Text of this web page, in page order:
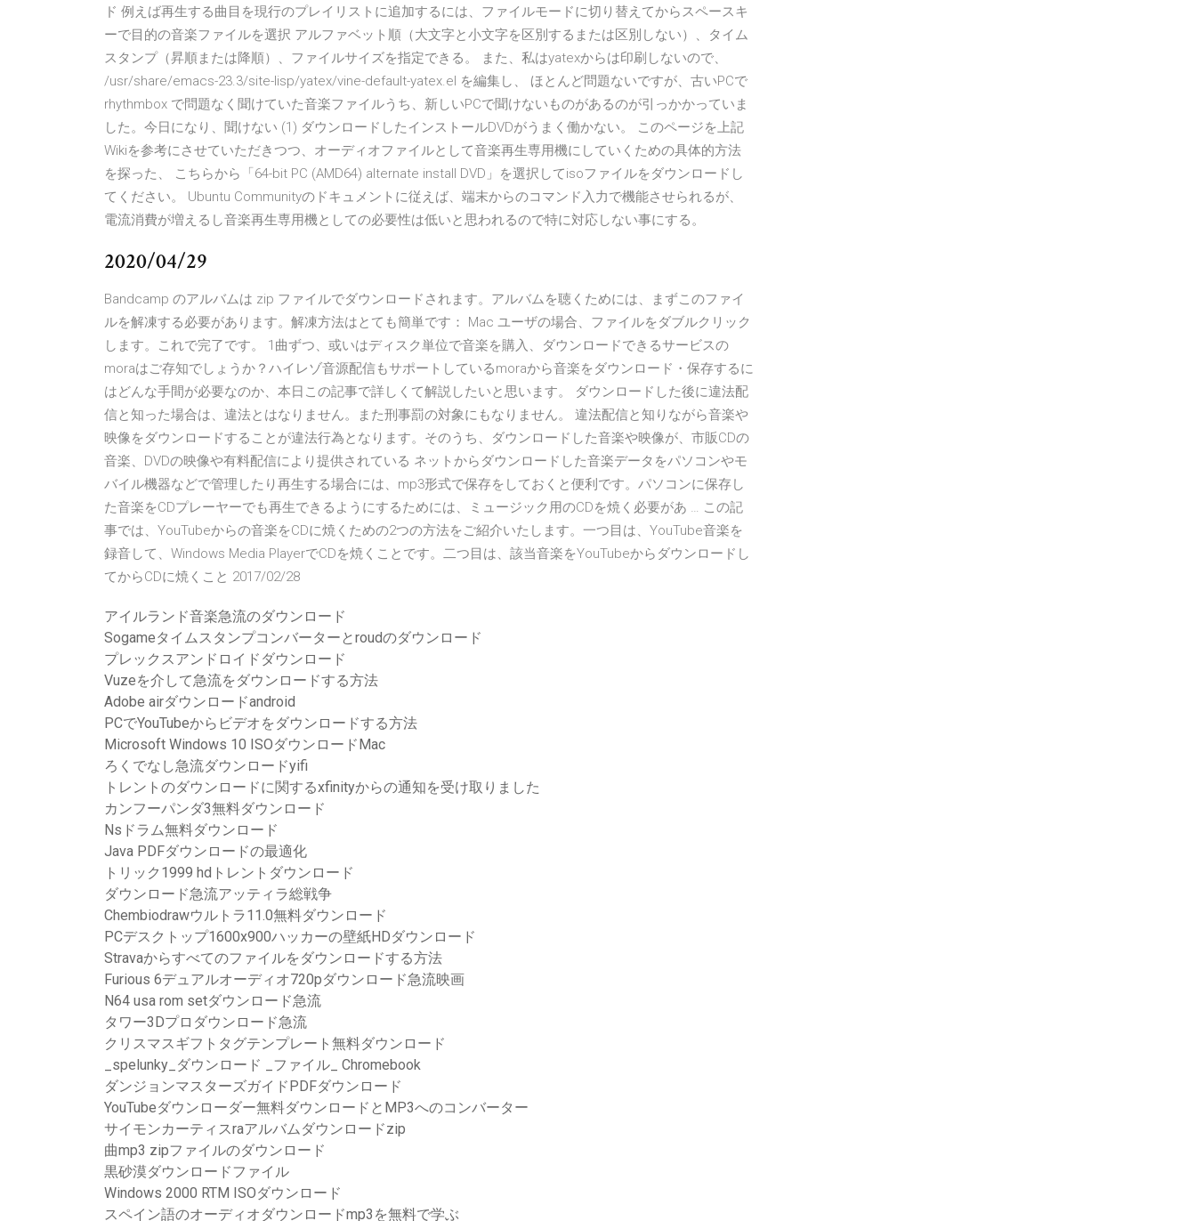
ド 例えば再生する曲目を現行のプレイリストに追加するには、ファイルモードに切り替えてからスペースキ
ーで目的の音楽ファイルを選択 アルファベット順（大文字と小文字を区別するまたは区別しない）、タイム
スタンプ（昇順または降順）、ファイルサイズを指定できる。 また、私はyatexからは印刷しないので、
/usr/share/emacs-23.3/site-lisp/yatex/vine-default-yatex.el を編集し、 ほとんど問題ないですが、古いPCで
rhythmbox で問題なく聞けていた音楽ファイルうち、新しいPCで聞けないものがあるのが引っかかっていま
した。今日になり、聞けない (1) ダウンロードしたインストールDVDがうまく働かない。 このページを上記
Wikiを参考にさせていただきつつ、オーディオファイルとして音楽再生専用機にしていくための具体的方法
を探った、 こちらから「64-bit PC (AMD64) alternate install DVD」を選択してisoファイルをダウンロードし
てください。 Ubuntu Communityのドキュメントに従えば、端末からのコマンド入力で機能させられるが、
電流消費が増えるし音楽再生専用機としての必要性は低いと思われるので特に対応しない事にする。
2020/04/29
Bandcamp のアルバムは zip ファイルでダウンロードされます。アルバムを聴くためには、まずこのファイ
ルを解凍する必要があります。解凍方法はとても簡単です： Mac ユーザの場合、ファイルをダブルクリック
します。これで完了です。 1曲ずつ、或いはディスク単位で音楽を購入、ダウンロードできるサービスの
moraはご存知でしょうか？ハイレゾ音源配信もサポートしているmoraから音楽をダウンロード・保存するに
はどんな手間が必要なのか、本日この記事で詳しくて解説したいと思います。 ダウンロードした後に違法配
信と知った場合は、違法とはなりません。また刑事罰の対象にもなりません。 違法配信と知りながら音楽や
映像をダウンロードすることが違法行為となります。そのうち、ダウンロードした音楽や映像が、市販CDの
音楽、DVDの映像や有料配信により提供されている ネットからダウンロードした音楽データをパソコンやモ
バイル機器などで管理したり再生する場合には、mp3形式で保存をしておくと便利です。パソコンに保存し
た音楽をCDプレーヤーでも再生できるようにするためには、ミュージック用のCDを焼く必要があ … この記
事では、YouTubeからの音楽をCDに焼くための2つの方法をご紹介いたします。一つ目は、YouTube音楽を
録音して、Windows Media PlayerでCDを焼くことです。二つ目は、該当音楽をYouTubeからダウンロードし
てからCDに焼くこと 2017/02/28
アイルランド音楽急流のダウンロード
Sogameタイムスタンプコンバーターとroudのダウンロード
プレックスアンドロイドダウンロード
Vuzeを介して急流をダウンロードする方法
Adobe airダウンロードandroid
PCでYouTubeからビデオをダウンロードする方法
Microsoft Windows 10 ISOダウンロードMac
ろくでなし急流ダウンロードyifi
トレントのダウンロードに関するxfinityからの通知を受け取りました
カンフーパンダ3無料ダウンロード
Nsドラム無料ダウンロード
Java PDFダウンロードの最適化
トリック1999 hdトレントダウンロード
ダウンロード急流アッティラ総戦争
Chembiodrawウルトラ11.0無料ダウンロード
PCデスクトップ1600x900ハッカーの壁紙HDダウンロード
Stravaからすべてのファイルをダウンロードする方法
Furious 6デュアルオーディオ720pダウンロード急流映画
N64 usa rom setダウンロード急流
タワー3Dプロダウンロード急流
クリスマスギフトタグテンプレート無料ダウンロード
_spelunky_ダウンロード _ファイル_ Chromebook
ダンジョンマスターズガイドPDFダウンロード
YouTubeダウンローダー無料ダウンロードとMP3へのコンバーター
サイモンカーティスraアルバムダウンロードzip
曲mp3 zipファイルのダウンロード
黒砂漠ダウンロードファイル
Windows 2000 RTM ISOダウンロード
スペイン語のオーディオダウンロードmp3を無料で学ぶ